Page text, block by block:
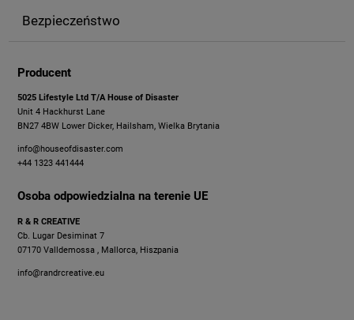
Bezpieczeństwo
Producent
5025 Lifestyle Ltd T/A House of Disaster
Unit 4 Hackhurst Lane
BN27 4BW Lower Dicker, Hailsham, Wielka Brytania
info@houseofdisaster.com
+44 1323 441444
Osoba odpowiedzialna na terenie UE
R & R CREATIVE
Cb. Lugar Desiminat 7
07170 Valldemossa , Mallorca, Hiszpania
info@randrcreative.eu